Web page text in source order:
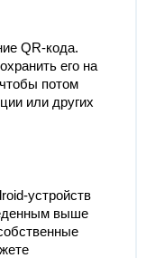
QR-кода.
его на
потом
или других
устройств
выше